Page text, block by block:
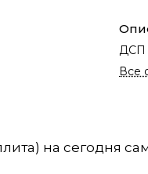
ДСП
Все
на сегодня